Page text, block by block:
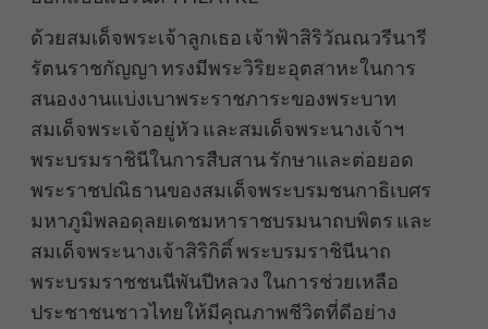
ด้วยสมเด็จพระเจ้าลูกเธอ เจ้าฟ้าสิริวัณณวรีนารี
รัตนราชกัญญา ทรงมีพระวิริยะอุตสาหะในการ
สนองงานแบ่งเบาพระราชภาระของพระบาท
สมเด็จพระเจ้าอยู่หัว และสมเด็จพระนางเจ้าฯ
พระบรมราชินีในการสืบสาน รักษาและต่อยอด
พระราชปณิธานของสมเด็จพระบรมชนกาธิเบศร
มหาภูมิพลอดุลยเดชมหาราชบรมนาถบพิตร และ
สมเด็จพระนางเจ้าสิริกิติ์ พระบรมราชินีนาถ
พระบรมราชชนนีพันปีหลวง ในการช่วยเหลือ
ประชาชนชาวไทยให้มีคุณภาพชีวิตที่ดีอย่าง